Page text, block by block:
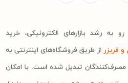
به رشد بازارهای الکترونیکی، خرید
فریزر از طریق فروشگاه‌های اینترنتی به
تبدیل شده است. با امکان